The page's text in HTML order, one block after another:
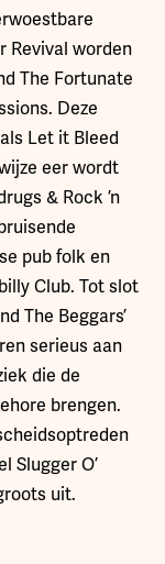
Revival worden
The Fortunate
Deze
Let it Bleed
eer wordt
& Rock ’n
pub folk en
Club. Tot slot
The Beggars’
serieus aan
die de
brengen.
Slugger O’
uit.